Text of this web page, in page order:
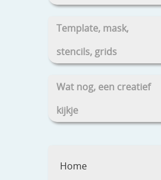
Template, mask,
stencils, grids
Wat nog, een creatief
kijkje
Home